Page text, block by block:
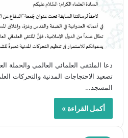
دعا الملتقى العلمائي العالمي والحملة
تصعيد الاحتجاجات المدنية والتحركات
المسجد…
أكمل القراءة »